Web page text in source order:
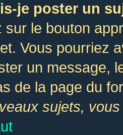
je poster un
sur le bouton
Vous pourriez
un message,
de la page du
sujets,